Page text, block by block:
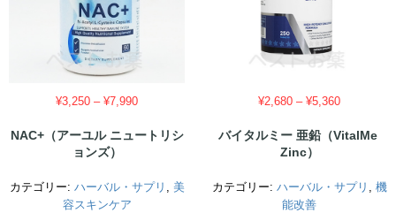
¥3,250 –¥7,990価
帯:
¥7,990
NAC+（アーユル ニュートリシ
ョンズ）
カテゴリー: ハーバル・サプリ 美
容スキンケア
¥2,680 –¥5,360価
帯:
¥5,360
バイタルミー 亜鉛（VitalMe
Zinc）
カテゴリー: ハーバル・サプリ 機
能改善